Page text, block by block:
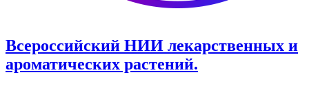
Всероссийский НИИ лекарственных и
ароматических растений.